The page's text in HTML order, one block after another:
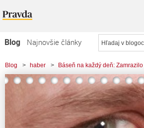
Blog
Najnovšie články
Najčítanejšie články
Najkomentovanejšie články
Zoznam blogov
Komerčné blogy
Blog > haber > Báseň na každý deň: Zamrazilo